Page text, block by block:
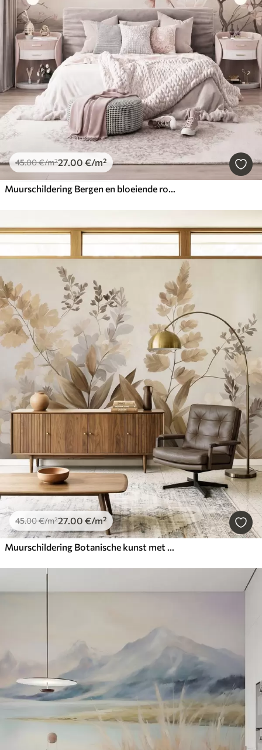
45.00€/m²27.00 €/m²
Muurschildering Bergen en bloeiende roze magnoliatakken, een landschap met veel textuur
45.00€/m²27.00 €/m²
Muurschildering Botanische kunst met textuur, diverse planten en bladeren in bruine en beige tinten